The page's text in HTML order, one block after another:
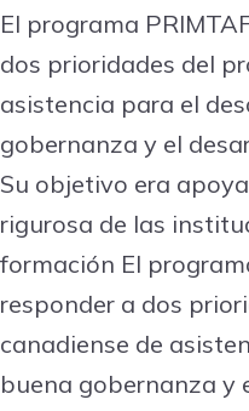
El programa
dos prioridades del
asistencia para el
gobernanza y el
Su objetivo era
rigurosa de las
formación El
responder a dos
canadiense de
buena gobernanza y